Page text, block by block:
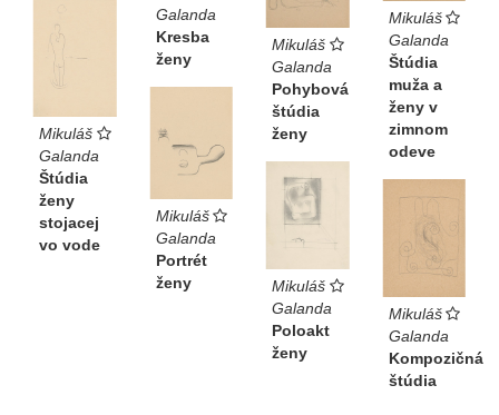
Galanda
Kresba
ženy
Mikuláš
Galanda
Štúdia
muža a
ženy v
zimnom
odeve
Mikuláš
Galanda
Pohybová
štúdia
ženy
Mikuláš
Galanda
Štúdia
ženy
stojacej
vo vode
Mikuláš
Galanda
Portrét
ženy
Mikuláš
Galanda
Poloakt
ženy
Mikuláš
Galanda
Kompozičná
štúdia